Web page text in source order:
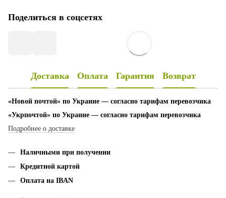
Поделиться в соцсетях
Доставка Оплата Гарантия Возврат
«Новой почтой» по Украине — согласно тарифам перевозчика
«Укрпочтой» по Украине — согласно тарифам перевозчика
Подробнее о доставке
Наличными при получении
Кредитной картой
Оплата на IBAN